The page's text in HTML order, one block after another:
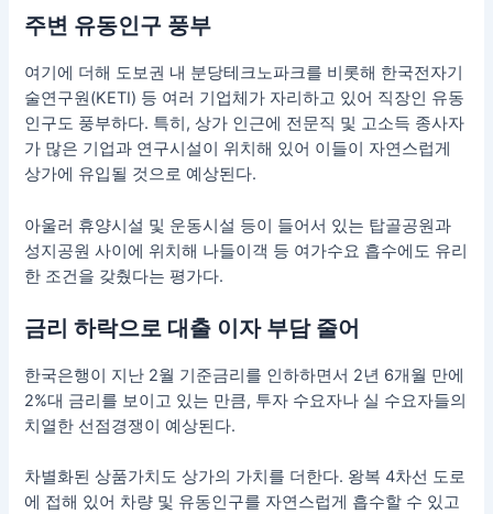
주변 유동인구 풍부
여기에 더해 도보권 내 분당테크노파크를 비롯해 한국전자기
술연구원(KETI) 등 여러 기업체가 자리하고 있어 직장인 유동
인구도 풍부하다. 특히, 상가 인근에 전문직 및 고소득 종사자
가 많은 기업과 연구시설이 위치해 있어 이들이 자연스럽게
상가에 유입될 것으로 예상된다.
아울러 휴양시설 및 운동시설 등이 들어서 있는 탑골공원과
성지공원 사이에 위치해 나들이객 등 여가수요 흡수에도 유리
한 조건을 갖췄다는 평가다.
금리 하락으로 대출 이자 부담 줄어
한국은행이 지난 2월 기준금리를 인하하면서 2년 6개월 만에
2%대 금리를 보이고 있는 만큼, 투자 수요자나 실 수요자들의
치열한 선점경쟁이 예상된다.
차별화된 상품가치도 상가의 가치를 더한다. 왕복 4차선 도로
에 접해 있어 차량 및 유동인구를 자연스럽게 흡수할 수 있고